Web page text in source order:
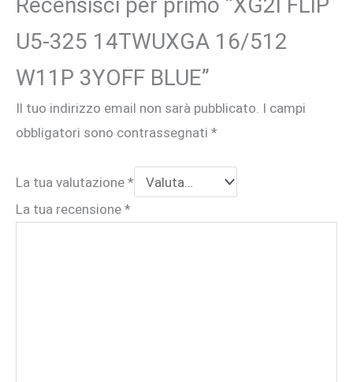
U5-325 14TWUXGA 16/512
W11P 3YOFF BLUE”
Il tuo indirizzo email non sarà pubblicato. I campi
obbligatori sono contrassegnati *
La tua valutazione *
La tua recensione *